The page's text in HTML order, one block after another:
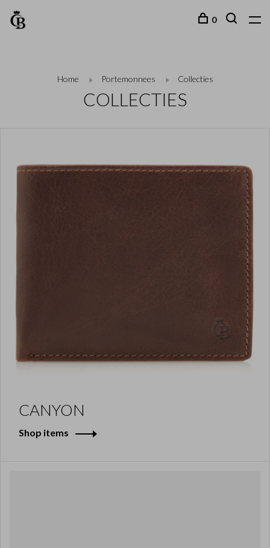
0
Home Portemonnees Collecties
COLLECTIES
CANYON
Shop items